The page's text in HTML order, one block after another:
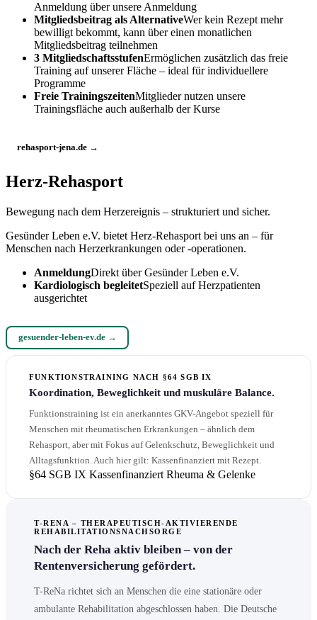
Anmeldung über unsere Anmeldung
Mitgliedsbeitrag als AlternativeWer kein Rezept mehr
bewilligt bekommt, kann über einen monatlichen
Mitgliedsbeitrag teilnehmen
3 MitgliedschaftsstufenErmöglichen zusätzlich das freie
Training auf unserer Fläche – ideal für individuellere
Programme
Freie TrainingszeitenMitglieder nutzen unsere
Trainingsfläche auch außerhalb der Kurse
rehasport-jena.de →
Herz-Rehasport
Bewegung nach dem Herzereignis – strukturiert und sicher.
Gesünder Leben e.V. bietet Herz-Rehasport bei uns an – für
Menschen nach Herzerkrankungen oder -operationen.
AnmeldungDirekt über Gesünder Leben e.V.
Kardiologisch begleitetSpeziell auf Herzpatienten
ausgerichtet
gesuender-leben-ev.de →
FUNKTIONSTRAINING NACH §64 SGB IX
Koordination, Beweglichkeit und muskuläre Balance.
Funktionstraining ist ein anerkanntes GKV-Angebot speziell für
Menschen mit rheumatischen Erkrankungen – ähnlich dem
Rehasport, aber mit Fokus auf Gelenkschutz, Beweglichkeit und
Alltagsfunktion. Auch hier gilt: Kassenfinanziert mit Rezept.
§64 SGB IX Kassenfinanziert Rheuma & Gelenke
T-RENA – THERAPEUTISCH-AKTIVIERENDE
REHABILITATIONSNACHSORGE
Nach der Reha aktiv bleiben – von der
Rentenversicherung gefördert.
T-ReNa richtet sich an Menschen die eine stationäre oder
ambulante Rehabilitation abgeschlossen haben. Die Deutsche